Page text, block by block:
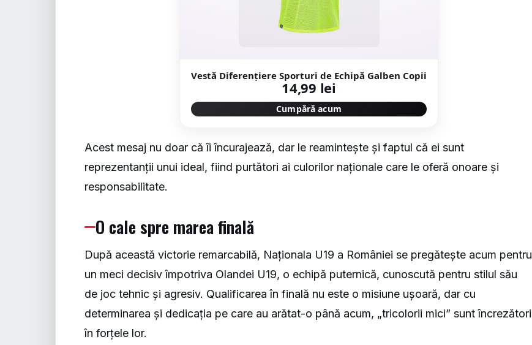
Vestă Diferențiere Sporturi de Echipă Galben Copii
14,99 lei
Cumpără acum
Acest mesaj nu doar că îi încurajează, dar le reamintește și faptul că ei sunt
reprezentanții unui ideal, fiind purtători ai culorilor naționale care le oferă onoare și
responsabilitate.
O cale spre marea finală
După această victorie remarcabilă, Naționala U19 a României se pregătește acum pentru
un meci decisiv împotriva Olandei U19, o echipă puternică, cunoscută pentru stilul său
de joc tehnic și agresiv. Qualificarea în finală nu este o misiune ușoară, dar cu
determinarea și dedicația pe care au arătat-o până acum, „tricolorii mici” sunt încrezători
în forțele lor.